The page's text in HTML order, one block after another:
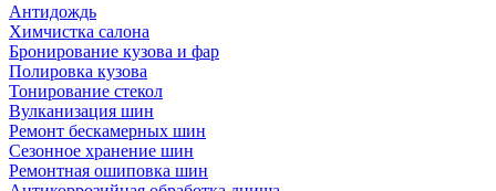
Антидождь
Химчистка салона
Бронирование кузова и фар
Полировка кузова
Тонирование стекол
Вулканизация шин
Ремонт бескамерных шин
Сезонное хранение шин
Ремонтная ошиповка шин